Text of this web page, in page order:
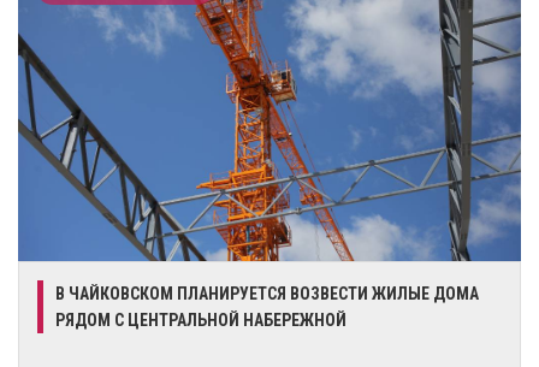
В ЧАЙКОВСКОМ ПЛАНИРУЕТСЯ ВОЗВЕСТИ ЖИЛЫЕ ДОМА
РЯДОМ С ЦЕНТРАЛЬНОЙ НАБЕРЕЖНОЙ